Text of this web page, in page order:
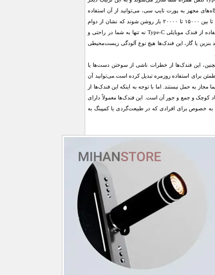
مجهز به پورت تایپ سی، می‌توانید از آن استفاده
کنید.به دلیل استفاده از فناوری‌های مدرن، طول عمر بسیار بالایی دارد. با هر بار شارژ کامل، این فندک‌ها قادرند تا بین ۱۵۰۰۰ تا ۲۰۰۰۰ بار روشن شوند که نشان از دوام
فوق‌العاده آنها دارد. این ویژگی باعث می‌شود که این نوع فندک‌ها انتخابی اقتصادی و مقرون‌به‌صرفه باشند.استفاده از فندک موبایلی Type-C نه تنها به شما در راحتی و
یا گاز، این فندک‌ها هیچ نوع آلودگی زیست‌محیطی
همچنین، این فندک‌ها از خطرات ناشی از سوختن دست‌ها یا
برای استفاده روزمره تبدیل کرده است.می‌توانید آن
به حمل نیستند. اما با توجه به اینکه این فندک‌ها از
کوچک و جمع و جور آن است. این فندک‌ها معمولاً دارای
این ویژگی به خصوص برای افرادی که در طبیعت‌گردی یا کمپینگ به